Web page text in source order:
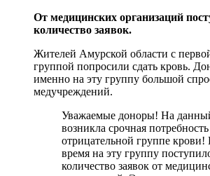
От медицинских организаций
количество заявок.
Жителей Амурской области с
группой попросили сдать кровь.
именно на эту группу большой
медучреждений.
Уважаемые доноры! На
возникла срочная
отрицательной группе крови!
время на эту группу
количество заявок от